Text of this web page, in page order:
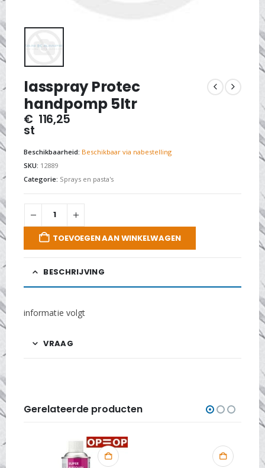
lasspray Protec
handpomp 5ltr
€ 116,25
st
Beschikbaarheid: Beschikbaar via nabestelling
SKU: 12889
Categorie: Sprays en pasta's
TOEVOEGEN AAN WINKELWAGEN
BESCHRIJVING
informatie volgt
VRAAG
Gerelateerde producten